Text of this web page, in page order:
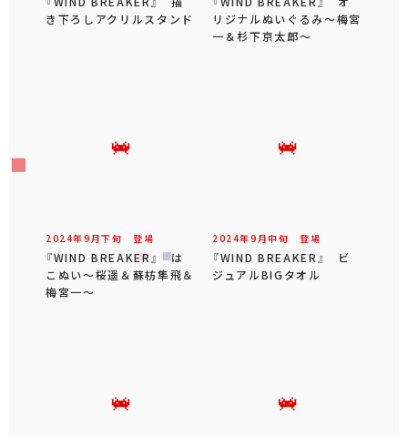
き下ろしアクリルスタンド
リジナルぬいぐるみ～梅宮
一＆杉下京太郎～
2024年9 月下旬 登場
『WIND BREAKER』 は
こぬい～桜遥＆蘇枋隼飛＆
梅宮一～
2024年9 月中旬 登場
『WIND BREAKER』 ビ
ジュアルBIGタオル